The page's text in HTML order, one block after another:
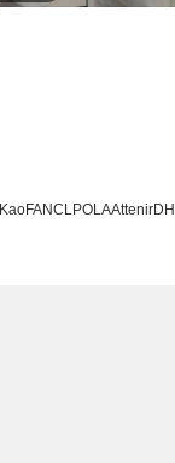
KaoFANCLPOLAAttenir